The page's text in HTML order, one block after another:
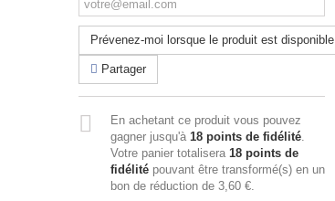
Prévenez-moi lorsque le produit est disponible
Partager
En achetant ce produit vous pouvez
gagner jusqu'à 18 points de fidélité.
Votre panier totalisera 18 points de
fidélité pouvant être transformé(s) en un
bon de réduction de 3,60 €.